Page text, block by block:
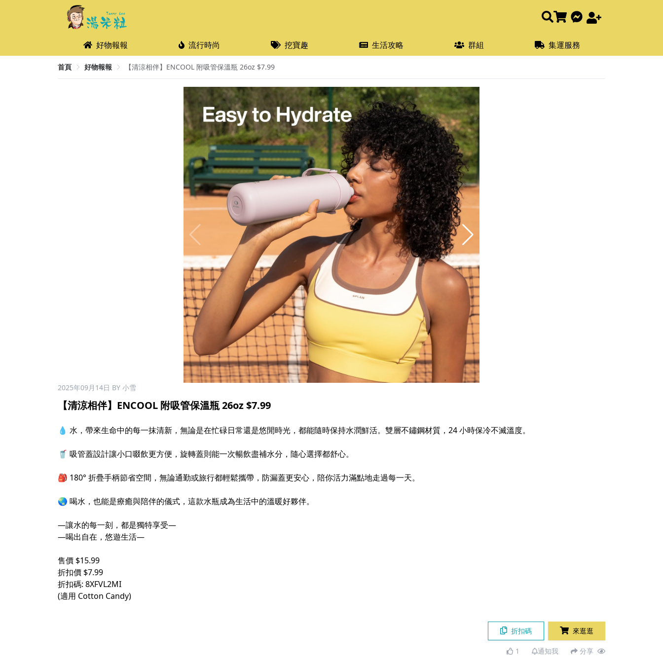
好物報報 流行時尚 挖寶趣 生活攻略 群組 集運服務
首頁 好物報報 【清涼相伴】ENCOOL 附吸管保溫瓶 26oz $7.99
2025年09月14日 BY 小雪
【清涼相伴】ENCOOL 附吸管保溫瓶 26oz $7.99
💧 水，帶來生命中的每一抹清新，無論是在忙碌日常還是悠閒時光，都能隨時保持水潤鮮活。雙層不鏽鋼材質，24 小時保冷不滅溫度。
🥤 吸管蓋設計讓小口啜飲更方便，旋轉蓋則能一次暢飲盡補水分，隨心選擇都舒心。
🎒 180° 折疊手柄節省空間，無論通勤或旅行都輕鬆攜帶，防漏蓋更安心，陪你活力滿點地走過每一天。
🌏 喝水，也能是療癒與陪伴的儀式，這款水瓶成為生活中的溫暖好夥伴。
—讓水的每一刻，都是獨特享受—
—喝出自在，悠遊生活—
售價 $15.99
折扣價 $7.99
折扣碼: 8XFVL2MI
(適用 Cotton Candy)
折扣碼 來逛逛
1 通知我 分享